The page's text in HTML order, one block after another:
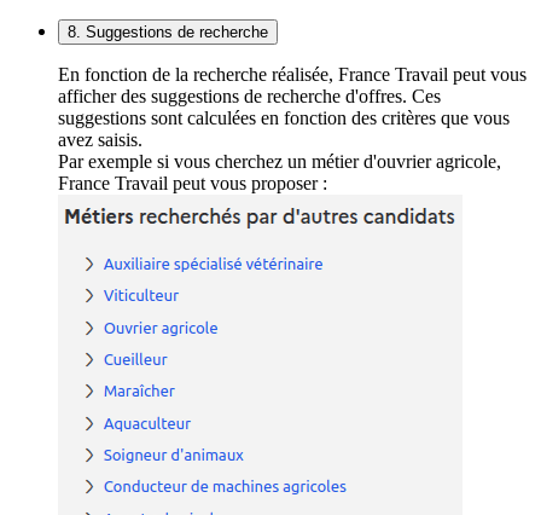
8. Suggestions de recherche
En fonction de la recherche réalisée, France Travail peut vous
afficher des suggestions de recherche d'offres. Ces
suggestions sont calculées en fonction des critères que vous
avez saisis.
Par exemple si vous cherchez un métier d'ouvrier agricole,
France Travail peut vous proposer :